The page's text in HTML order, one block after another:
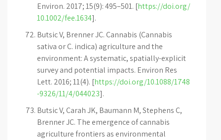
Environ. 2017; 15(9): 495–501. [https://doi.org/
10.1002/fee.1634].
Butsic V, Brenner JC. Cannabis (Cannabis
sativa or C. indica) agriculture and the
environment: A systematic, spatially-explicit
survey and potential impacts. Environ Res
Lett. 2016; 11(4). [https://doi.org/10.1088/1748
-9326/11/4/044023].
Butsic V, Carah JK, Baumann M, Stephens C,
Brenner JC. The emergence of cannabis
agriculture frontiers as environmental